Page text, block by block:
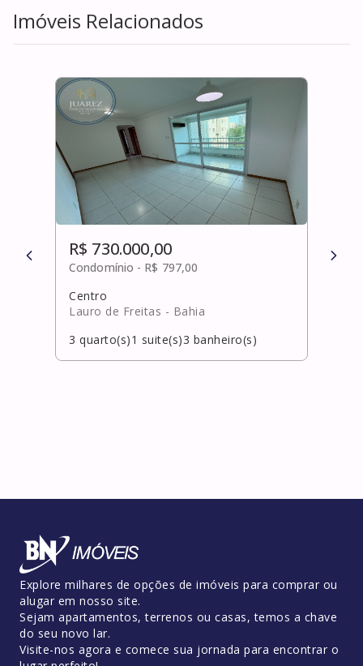
Imóveis Relacionados
R$ 730.000,00
Condomínio - R$ 797,00
Centro
Lauro de Freitas - Bahia
3 quarto(s)1 suite(s)3 banheiro(s)
R$
Explore milhares de opções de imóveis para comprar ou
alugar em nosso site.
Sejam apartamentos, terrenos ou casas, temos a chave
do seu novo lar.
Visite-nos agora e comece sua jornada para encontrar o